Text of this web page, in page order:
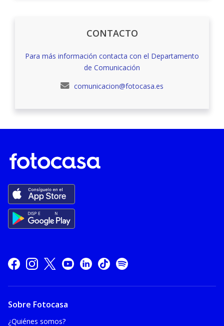
CONTACTO
Para más información contacta con el Departamento
de Comunicación
comunicacion@fotocasa.es
Sobre Fotocasa
¿Quiénes somos?